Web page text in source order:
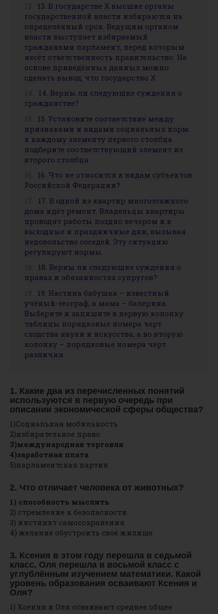
13. В государстве Х высшие органы
государственной власти избираются на
определённый срок. Ведущим органом
власти выступает избираемый
гражданами парламент, перед которым
несёт ответственность правительство. На
основе приведённых данных можно
сделать вывод, что государство Х
14. Верны ли следующие суждения о
гражданстве?
15. Установите соответствие между
признаками и видами социальных норм:
к каждому элементу первого столбца
подберите соответствующий элемент из
второго столбца.
16. Что не относится к видам субъектов
Российской Федерации?
17. В одной из квартир многоэтажного
дома идёт ремонт. Владельцы квартиры
проводят работы поздно вечером и в
выходные и праздничные дни, вызывая
недовольство соседей. Эту ситуацию
регулируют нормы
18. Верны ли следующие суждения о
правах и обязанностях супругов?
19. Настина бабушка – известный
учёный-географ, а мама – балерина.
Выберите и запишите в первую колонку
таблицы порядковые номера черт
сходства науки и искусства, а во вторую
колонку – порядковые номера черт
различия.
1. Какие два из перечисленных понятий
используются в первую очередь при
описании экономической сферы общества?
1)Социальная мобильность
2)избирательное право
3)международная торговля
4)заработная плата
5)парламентская партия
2. Что отличает человека от животных?
1) способность мыслить
2) стремление к безопасности
3) инстинкт самосохранения
4) желание обустроить своё жилище
3. Ксения в этом году перешла в седьмой
класс. Оля перешла в восьмой класс с
углублённым изучением математики. Какой
уровень образования осваивают Ксения и
Оля?
1) Ксения и Оля осваивают среднее общее